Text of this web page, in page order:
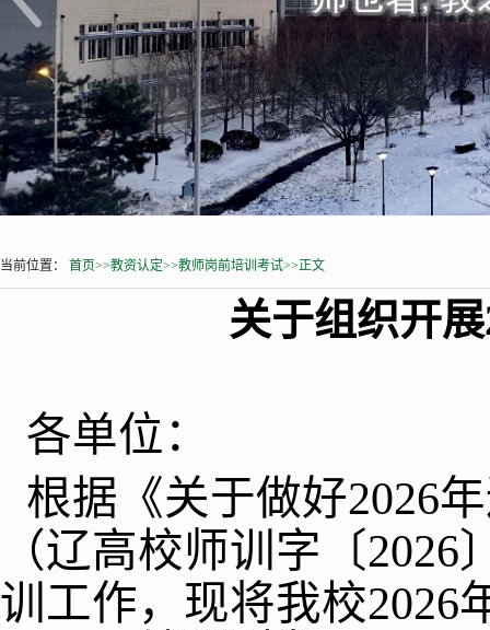
当前位置： 首页>>教资认定>>教师岗前培训考试>>正文
关于组织开
各单位：
根据《关于做好2026
（辽高校师训字〔2026
训工作，现将我校2026